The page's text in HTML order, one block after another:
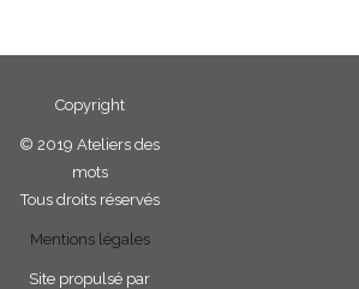
Copyright
© 2019 Ateliers des
mots
Tous droits réservés
Mentions légales
Site propulsé par